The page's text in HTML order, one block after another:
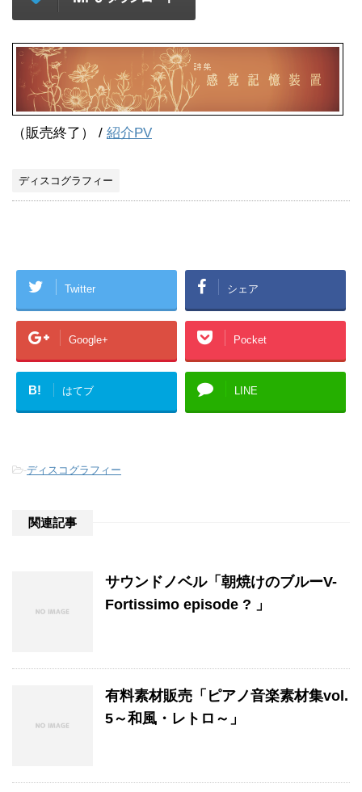
（販売終了） / 紹介PV
ディスコグラフィー
Twitter シェア
Google+ Pocket
B! はてブ LINE
-ディスコグラフィー
関連記事
サウンドノベル「朝焼けのブルーV-
Fortissimo episode ? 」
有料素材販売「ピアノ音楽素材集vol.
5～和風・レトロ～」